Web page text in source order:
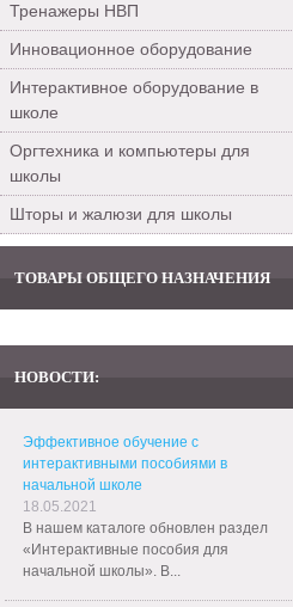
Тренажеры НВП
Инновационное оборудование
Интерактивное оборудование в
школе
Оргтехника и компьютеры для
школы
Шторы и жалюзи для школы
ТОВАРЫ ОБЩЕГО НАЗНАЧЕНИЯ
НОВОСТИ:
Эффективное обучение с
интерактивными пособиями в
начальной школе
18.05.2021
В нашем каталоге обновлен раздел
«Интерактивные пособия для
начальной школы». В...